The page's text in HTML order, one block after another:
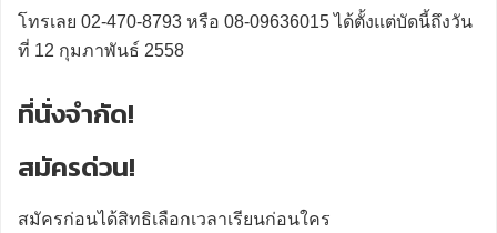
โทรเลย 02-470-8793 หรือ 08-09636015 ได้ตั้งแต่บัดนี้ถึงวัน
ที่ 12 กุมภาพันธ์ 2558
ที่นั่งจำกัด!
สมัครด่วน!
สมัครก่อนได้สิทธิเลือกเวลาเรียนก่อนใคร